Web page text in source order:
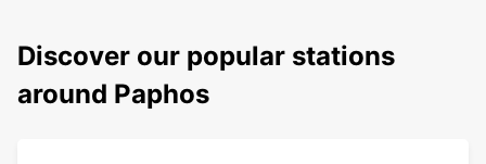
Discover our popular stations
around Paphos